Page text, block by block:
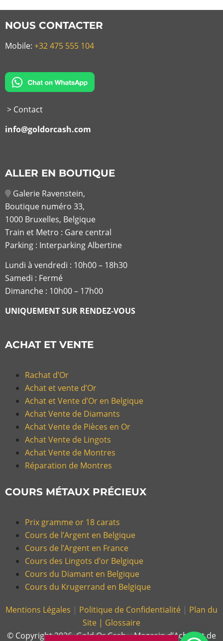
NOUS CONTACTER
Mobile: +32 475 555 104
> Contact
info@goldorcash.com
ALLER EN BOUTIQUE
Galerie Ravenstein,
Boutique numéro 33,
1000 Bruxelles, Belgique
Train et Metro : Gare central
Parking : Interparking Albertine
Lundi à vendredi : 10h00 – 18h30
Samedi : Fermé
Dimanche : 10h00 – 17h00
UNIQUEMENT SUR RENDEZ-VOUS
ACHAT ET VENTE
Rachat d’Or
Achat et vente d’Or
Achat et Vente d’Or en Belgique
Achat Vente de Diamants
Achat Vente de Pièces en Or
Achat Vente de Lingots
Achat Vente de Montres
Réparation de Montres
COURS MÉTAUX PRÉCIEUX
Prix gramme or 18 carats
Cours de l’Argent en Belgique
Cours de l’Argent en France
Cours des Lingots d’or Belgique
Cours du Diamant en Belgique
Cours du Krugerrand en Belgique
Mentions Légales | Politique de Confidentialité | Plan du
Site | Glossaire
© Copyright 2026, Gold Or Cash – Magasin d’Achat et de